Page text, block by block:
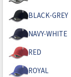
BLACK-GREY
NAVY-WHITE
RED
ROYAL